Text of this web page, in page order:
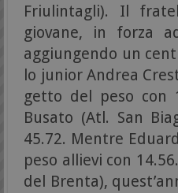
Friulintagli). Il
giovane, in forza
aggiungendo un
lo junior Andrea
getto del peso con
Busato (Atl. San
45.72. Mentre
peso allievi con
del Brenta),